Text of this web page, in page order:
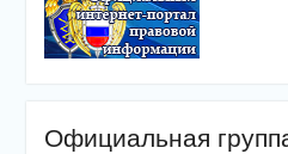
Официальная